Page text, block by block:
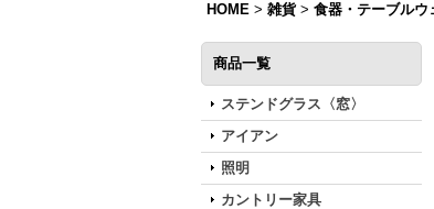
HOME > 雑貨 > 食器・テーブルウ
商品一覧
ステンドグラス〈窓〉
アイアン
照明
カントリー家具